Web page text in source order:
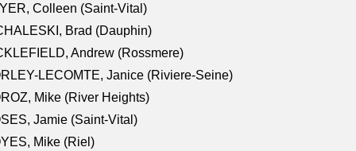
Colleen (Saint-Vital)
Brad (Dauphin)
Andrew (Rossmere)
LECOMTE, Janice (Riviere-Seine)
Mike (River Heights)
Jamie (Saint-Vital)
Mike (Riel)